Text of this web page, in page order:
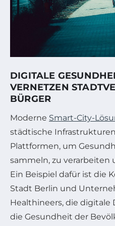
DIGITALE
VERNETZEN
BÜRGER
Moderne Smart-City-
städtische
Plattformen, um
sammeln, zu verarbeiten
Ein Beispiel dafür ist die
Stadt Berlin und
Healthineers, die
die Gesundheit der